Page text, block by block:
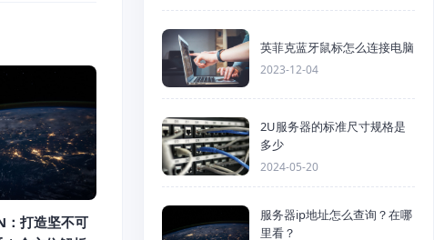
：打造坚不可
英菲克蓝牙鼠标怎么连接电脑
2023-12-04
2U服务器的标准尺寸规格是
多少
2024-05-20
服务器ip地址怎么查询？在哪
里看？